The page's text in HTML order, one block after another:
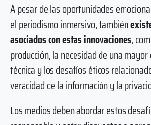
A pesar de las oportunidades
el periodismo inmersivo, también
asociados con estas innovaciones,
producción, la necesidad de una
técnica y los desafíos éticos
veracidad de la información y la
Los medios deben abordar estos